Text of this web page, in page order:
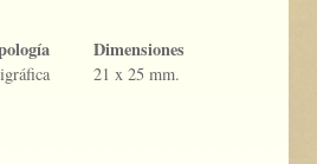
Dimensiones
21 x 25 mm.